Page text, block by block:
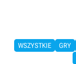
WSZYSTKIE GRY